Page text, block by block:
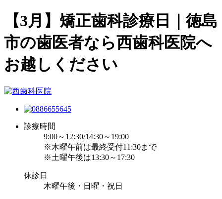
【3月】矯正歯科診療日｜徳島
市の歯医者なら西歯科医院へ
お越しください
診療時間
9:00～12:30/14:30～19:00
※木曜午前は最終受付11:30まで
※土曜午後は13:30～17:30
休診日
木曜午後・日曜・祝日